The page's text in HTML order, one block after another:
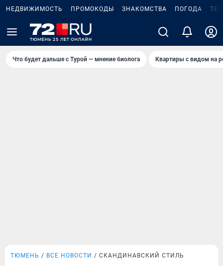
НЕДВИЖИМОСТЬ ПРОМОКОДЫ ЗНАКОМСТВА ПОГОДА
Что будет дальше с Турой — мнение биолога Квартиры с видом на
ТЮМЕНЬ ВСЕ НОВОСТИ СКАНДИНАВСКИЙ СТИЛЬ